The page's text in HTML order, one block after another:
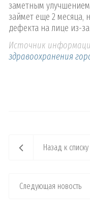
заметным
займет еще 2 месяца,
дефекта на лице из-
Источник
здравоохранения
Назад к
Следующая новость